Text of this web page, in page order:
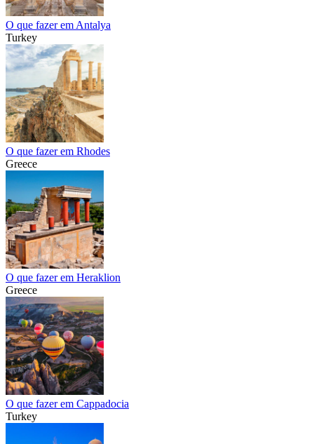
O que fazer em Antalya
Turkey
O que fazer em Rhodes
Greece
O que fazer em Heraklion
Greece
O que fazer em Cappadocia
Turkey